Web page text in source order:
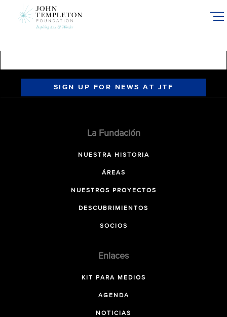
SIGN UP FOR NEWS AT JTF
La Fundación
NUESTRA HISTORIA
ÁREAS
NUESTROS PROYECTOS
DESCUBRIMIENTOS
SOCIOS
Enlaces
KIT PARA MEDIOS
AGENDA
NOTICIAS